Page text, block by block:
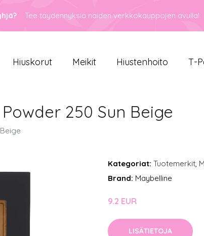
Tee täydennyksiä näiden verkkokauppojen avulla!
Hiuskorut Meikit Hiustenhoito T-
250 Sun Beige
Kategoriat: Tuotemerkit,
Brand: Maybelline
9.2 EUR
LISÄTIETOJA